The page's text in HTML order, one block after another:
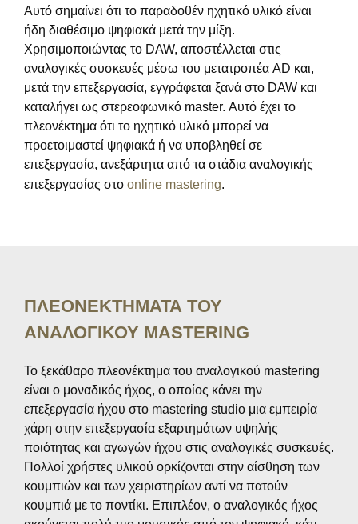
Αυτό σημαίνει ότι το παραδοθέν ηχητικό υλικό είναι
ήδη διαθέσιμο ψηφιακά μετά την μίξη.
Χρησιμοποιώντας το DAW, αποστέλλεται στις
αναλογικές συσκευές μέσω του μετατροπέα AD και,
μετά την επεξεργασία, εγγράφεται ξανά στο DAW και
καταλήγει ως στερεοφωνικό master. Αυτό έχει το
πλεονέκτημα ότι το ηχητικό υλικό μπορεί να
προετοιμαστεί ψηφιακά ή να υποβληθεί σε
επεξεργασία, ανεξάρτητα από τα στάδια αναλογικής
επεξεργασίας στο online mastering.
ΠΛΕΟΝΕΚΤΗΜΑΤΑ ΤΟΥ
ΑΝΑΛΟΓΙΚΟΥ MASTERING
Το ξεκάθαρο πλεονέκτημα του αναλογικού mastering
είναι ο μοναδικός ήχος, ο οποίος κάνει την
επεξεργασία ήχου στο mastering studio μια εμπειρία
χάρη στην επεξεργασία εξαρτημάτων υψηλής
ποιότητας και αγωγών ήχου στις αναλογικές συσκευές.
Πολλοί χρήστες υλικού ορκίζονται στην αίσθηση των
κουμπιών και των χειριστηρίων αντί να πατούν
κουμπιά με το ποντίκι. Επιπλέον, ο αναλογικός ήχος